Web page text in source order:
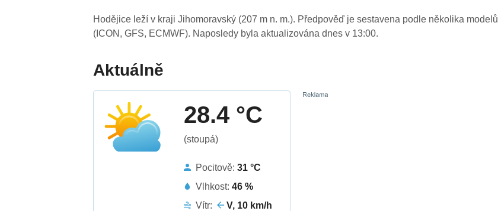
Hodějice leží v kraji Jihomoravský (207 m n. m.). Předpověď je sestavena podle několika modelů
(ICON, GFS, ECMWF). Naposledy byla aktualizována dnes v 13:00.
Aktuálně
28.4 °C
(stoupá)
Pocitově:31 °C
Vlhkost:46 %
Vítr:
V, 10 km/h